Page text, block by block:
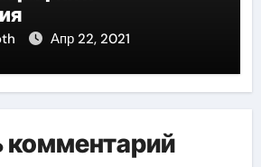
Апр 22, 2021
комментарий